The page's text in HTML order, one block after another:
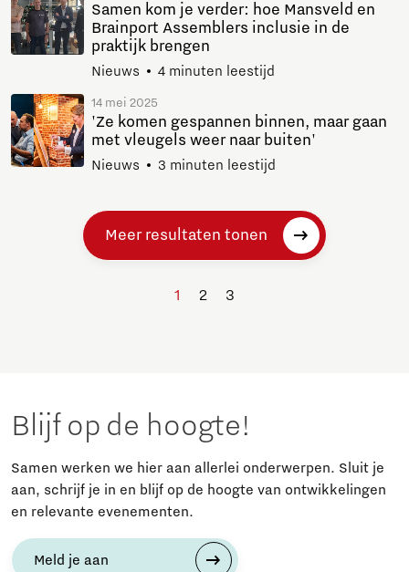
Samen kom je verder: hoe Mansveld en
Brainport Assemblers inclusie in de
praktijk brengen
Nieuws 4 minuten leestijd
14 mei 2025
'Ze komen gespannen binnen, maar gaan
met vleugels weer naar buiten'
Nieuws 3 minuten leestijd
Meer resultaten tonen
1 2 3
Blijf op de hoogte!
Samen werken we hier aan allerlei onderwerpen. Sluit je
aan, schrijf je in en blijf op de hoogte van ontwikkelingen
en relevante evenementen.
Meld je aan